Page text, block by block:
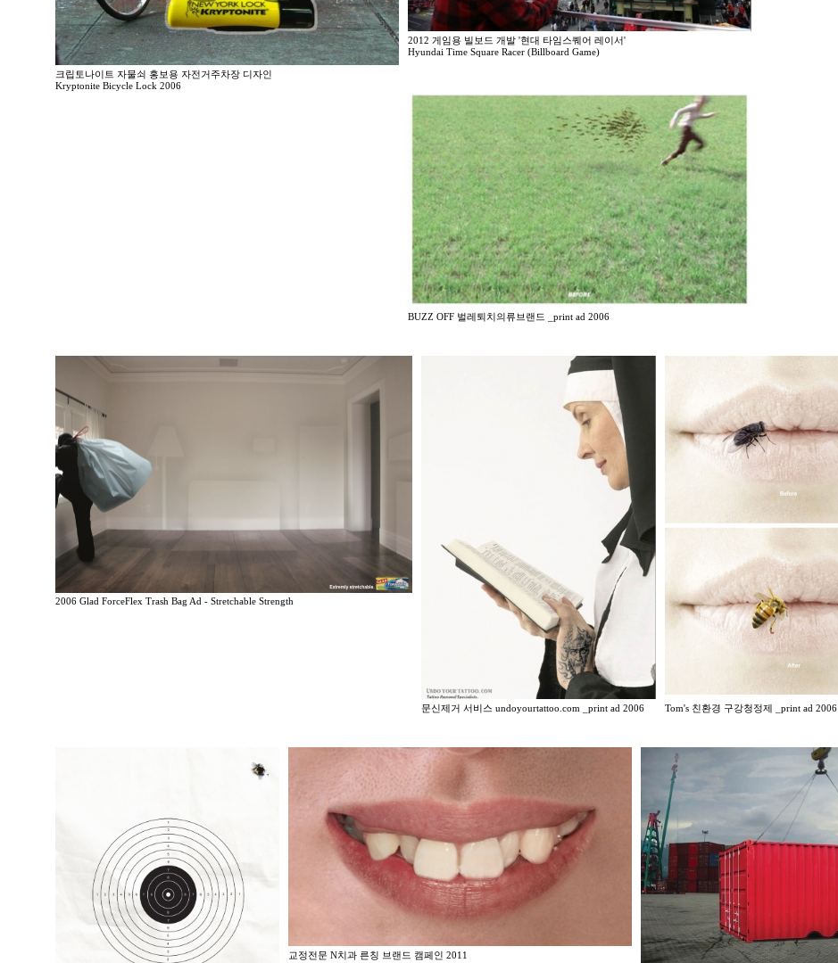
크립토나이트 자물쇠 홍보용 자전거주차장 디자인
Kryptonite Bicycle Lock 2006
2012 게임용 빌보드 개발 '현대 타임스퀘어 레이서'
Hyundai Time Square Racer (Billboard Game)
BUZZ OFF 벌레퇴치의류브랜드 _print ad 2006
2006 Glad ForceFlex Trash Bag Ad - Stretchable Strength
문신제거 서비스 undoyourtattoo.com _print ad 2006 Tom's 친환경 구강청정제 _print ad 2006
교정전문 N치과 른칭 브랜드 캠페인 2011